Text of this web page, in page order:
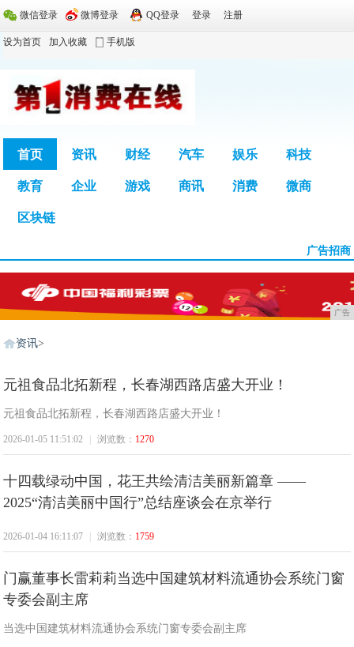
微信登录 微博登录 QQ登录 登录 注册
设为首页 加入收藏 手机版
首页 资讯 财经 汽车 娱乐 科技
教育 企业 游戏 商讯 消费 微商
区块链
广告招商
广告
第
一
>
资讯
元祖食品北拓新程，长春湖西路店盛大开业！
元祖食品北拓新程，长春湖西路店盛大开业！
2026-01-05 11:51:02 浏览数： 1270
十四载绿动中国，花王共绘清洁美丽新篇章 ——
2025“清洁美丽中国行”总结座谈会在京举行
2026-01-04 16:11:07 浏览数： 1759
门赢董事长雷莉莉当选中国建筑材料流通协会系统门窗
专委会副主席
当选中国建筑材料流通协会系统门窗专委会副主席